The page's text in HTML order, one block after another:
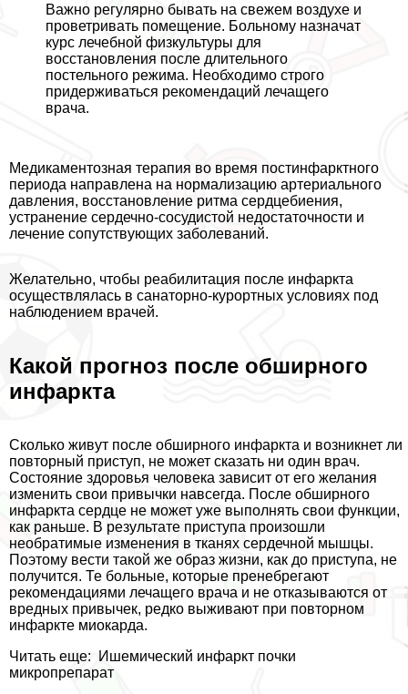
Важно регулярно бывать на свежем воздухе и
проветривать помещение. Больному назначат
курс лечебной физкультуры для
восстановления после длительного
постельного режима. Необходимо строго
придерживаться рекомендаций лечащего
врача.
Медикаментозная терапия во время постинфарктного
периода направлена на нормализацию артериального
давления, восстановление ритма сердцебиения,
устранение сердечно-сосудистой недостаточности и
лечение сопутствующих заболеваний.
Желательно, чтобы реабилитация после инфаркта
осуществлялась в санаторно-курортных условиях под
наблюдением врачей.
Какой прогноз после обширного
инфаркта
Сколько живут после обширного инфаркта и возникнет ли
повторный приступ, не может сказать ни один врач.
Состояние здоровья человека зависит от его желания
изменить свои привычки навсегда. После обширного
инфаркта сердце не может уже выполнять свои функции,
как раньше. В результате приступа произошли
необратимые изменения в тканях сердечной мышцы.
Поэтому вести такой же образ жизни, как до приступа, не
получится. Те больные, которые пренебрегают
рекомендациями лечащего врача и не отказываются от
вредных привычек, редко выживают при повторном
инфаркте миокарда.
Читать еще:
Ишемический инфаркт почки
микропрепарат